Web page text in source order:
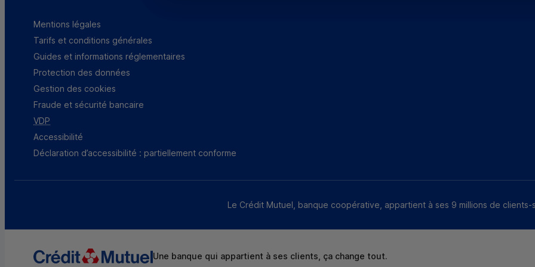
Mentions légales
Tarifs et conditions générales
Guides et informations réglementaires
Protection des données
Gestion des cookies
Fraude et sécurité bancaire
VDP
Accessibilité
Déclaration d’accessibilité : partiellement conforme
Le Crédit Mutuel, banque coopérative, appartient à ses 9 millions de clients-
Une banque qui appartient à ses clients, ça change tout.